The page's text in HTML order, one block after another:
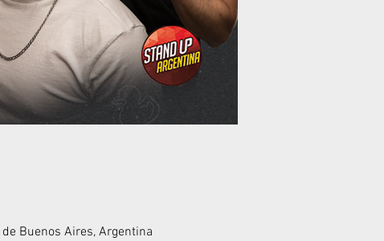
Buenos Aires, Argentina